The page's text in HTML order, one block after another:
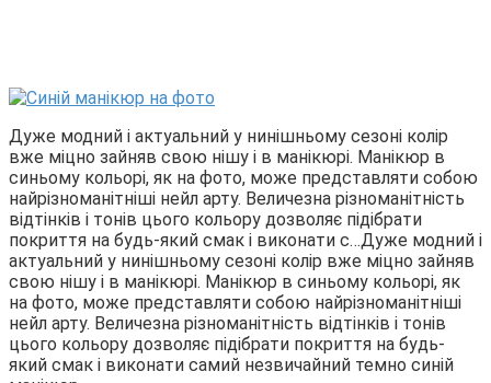
Дуже модний і актуальний у нинішньому сезоні колір
вже міцно зайняв свою нішу і в манікюрі. Манікюр в
синьому кольорі, як на фото, може представляти собою
найрізноманітніші нейл арту. Величезна різноманітність
відтінків і тонів цього кольору дозволяє підібрати
покриття на будь-який смак і виконати с…Дуже модний і
актуальний у нинішньому сезоні колір вже міцно зайняв
свою нішу і в манікюрі. Манікюр в синьому кольорі, як
на фото, може представляти собою найрізноманітніші
нейл арту. Величезна різноманітність відтінків і тонів
цього кольору дозволяє підібрати покриття на будь-
який смак і виконати самий незвичайний темно синій